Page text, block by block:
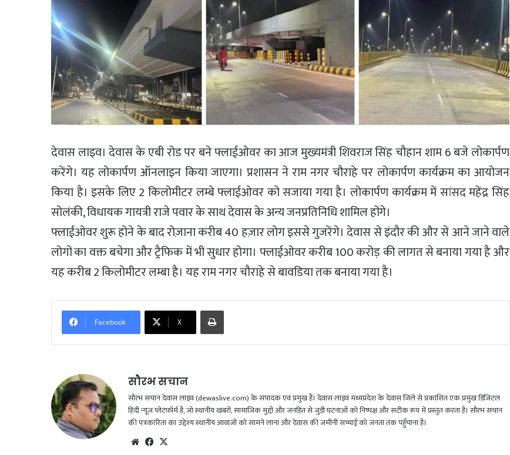
देवास लाइव। देवास के एबी रोड पर बने फ्लाईओवर का आज मुख्यमंत्री शिवराज सिंह चौहान शाम 6 बजे लोकार्पण
करेंगे। यह लोकार्पण ऑनलाइन किया जाएगा। प्रशासन ने राम नगर चौराहे पर लोकार्पण कार्यक्रम का आयोजन
किया है। इसके लिए 2 किलोमीटर लम्बे फ्लाईओवर को सजाया गया है। लोकार्पण कार्यक्रम में सांसद महेंद्र सिंह
सोलंकी, विधायक गायत्री राजे पवार के साथ देवास के अन्य जनप्रतिनिधि शामिल होंगे।
फ्लाईओवर शुरू होने के बाद रोज़ाना करीब 40 हज़ार लोग इससे गुजरेंगे। देवास से इंदौर की और से आने जाने वाले
लोगों का वक्त बचेगा और ट्रैफिक में भी सुधार होगा। फ्लाईओवर करीब 100 करोड़ की लागत से बनाया गया है और
यह करीब 2 किलोमीटर लम्बा है। यह राम नगर चौराहे से बावडिया तक बनाया गया है।
Facebook X
सौरभ सचान
सौरभ सचान देवास लाइव (dewaslive.com) के संपादक एवं प्रमुख हैं। देवास लाइव मध्यप्रदेश के देवास जिले से प्रकाशित एक प्रमुख डिजिटल
हिंदी न्यूज़ प्लेटफ़ॉर्म है, जो स्थानीय खबरों, सामाजिक मुद्दों और जनहित से जुड़ी घटनाओं को निष्पक्ष और सटीक रूप में प्रस्तुत करता है। सौरभ सचान
की पत्रकारिता का उद्देश्य स्थानीय आवाज़ों को सामने लाना और देवास की जमीनी सच्चाई को जनता तक पहुँचाना है।
We Fac